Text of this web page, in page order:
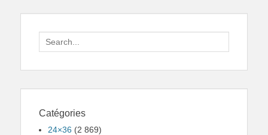
Search
for:
Catégories
24×36 (2 869)